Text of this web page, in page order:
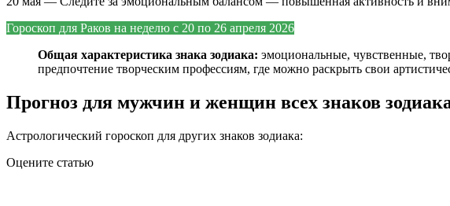
Гороскоп для Раков на неделю с 20 по 26 апреля 2026
Общая характеристика знака зодиака: эмоциональные, чувственные,
предпочтение творческим профессиям, где можно раскрыть свои
Прогноз для мужчин и женщин всех знаков
Астрологический гороскоп для других знаков зодиака:
Оцените статью